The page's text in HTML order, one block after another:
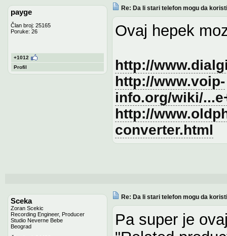
payge
Član broj: 25165
Poruke: 26
+1012
Profil
Re: Da li stari telefon mogu da
Ovaj hepek
http://
http://www.voip-
info.org/wiki/
http://
converter.html
Sceka
Zoran Scekic
Recording Engineer, Producer
Studio Neverne Bebe
Beograd
Re: Da li stari telefon mogu da
Pa super je